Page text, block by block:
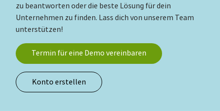
zu beantworten oder die beste Lösung für dein
Unternehmen zu finden. Lass dich von unserem Team
unterstützen!
Termin für eine Demo vereinbaren
Konto erstellen